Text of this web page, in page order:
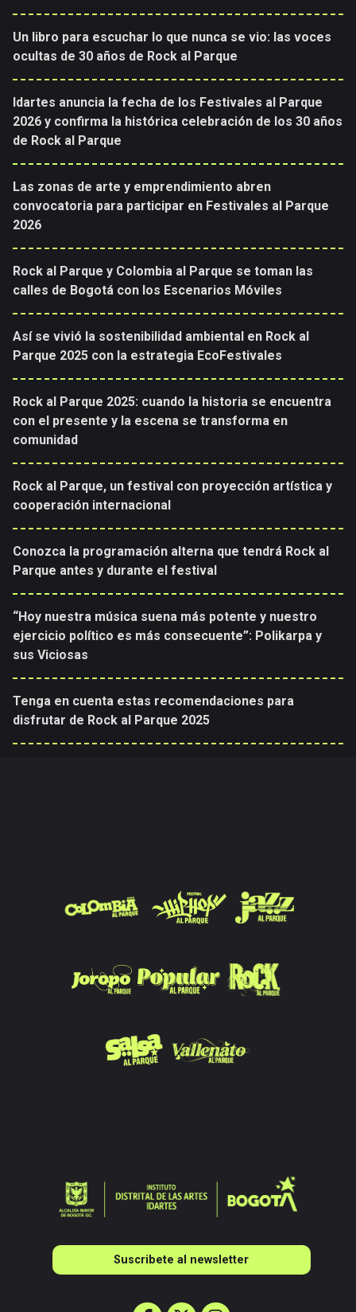
Un libro para escuchar lo que nunca se vio: las voces
ocultas de 30 años de Rock al Parque
Idartes anuncia la fecha de los Festivales al Parque
2026 y confirma la histórica celebración de los 30 años
de Rock al Parque
Las zonas de arte y emprendimiento abren
convocatoria para participar en Festivales al Parque
2026
Rock al Parque y Colombia al Parque se toman las
calles de Bogotá con los Escenarios Móviles
Así se vivió la sostenibilidad ambiental en Rock al
Parque 2025 con la estrategia EcoFestivales
Rock al Parque 2025: cuando la historia se encuentra
con el presente y la escena se transforma en
comunidad
Rock al Parque, un festival con proyección artística y
cooperación internacional
Conozca la programación alterna que tendrá Rock al
Parque antes y durante el festival
“Hoy nuestra música suena más potente y nuestro
ejercicio político es más consecuente”: Polikarpa y
sus Viciosas
Tenga en cuenta estas recomendaciones para
disfrutar de Rock al Parque 2025
Suscribete al newsletter